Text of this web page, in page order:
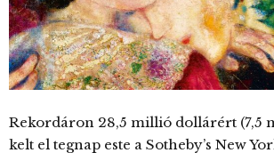
Rekordáron 28,5 millió dollárért (7,5
kelt el tegnap este a Sotheby’s New